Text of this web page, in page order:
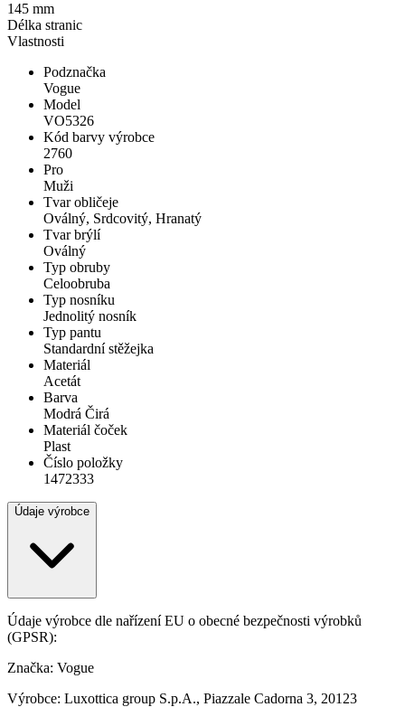
Vlastnosti
Podznačka
Vogue
Model
VO5326
Kód barvy výrobce
2760
Pro
Muži
Tvar obličeje
Oválný, Srdcovitý, Hranatý
Tvar brýlí
Oválný
Typ obruby
Celoobruba
Typ nosníku
Jednolitý nosník
Typ pantu
Standardní stěžejka
Materiál
Acetát
Barva
Modrá Čirá
Materiál čoček
Plast
Číslo položky
1472333
Údaje výrobce
Údaje výrobce dle nařízení EU o obecné bezpečnosti výrobků
(GPSR):
Značka: Vogue
Výrobce: Luxottica group S.p.A., Piazzale Cadorna 3, 20123
145 mm
Délka stranic